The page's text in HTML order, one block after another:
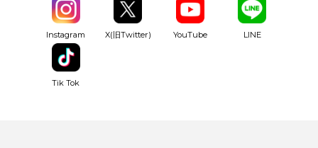
Instagram X(旧Twitter) YouTube LINE
Tik Tok